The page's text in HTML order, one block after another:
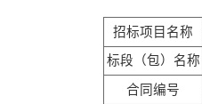
招标项目名称
标段（包）名称
合同编号